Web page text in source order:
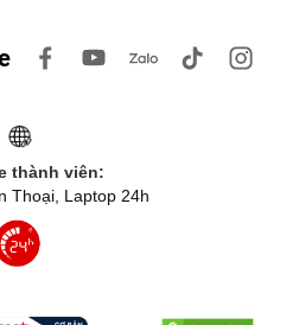
thành viên:
Thoại, Laptop 24h